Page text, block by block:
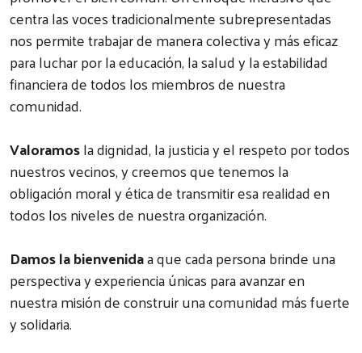
centra las voces tradicionalmente subrepresentadas
nos permite trabajar de manera colectiva y más eficaz
para luchar por la educación, la salud y la estabilidad
financiera de todos los miembros de nuestra
comunidad.
Valoramosla dignidad, la justicia y el respeto por todos
nuestros vecinos, y creemos que tenemos la
obligación moral y ética de transmitir esa realidad en
todos los niveles de nuestra organización.
Damos la bienvenidaa que cada persona brinde una
perspectiva y experiencia únicas para avanzar en
nuestra misión de construir una comunidad más fuerte
y solidaria.